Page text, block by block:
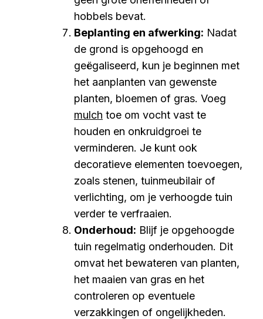
hobbels bevat.
Beplanting en afwerking: Nadat
de grond is opgehoogd en
geëgaliseerd, kun je beginnen met
het aanplanten van gewenste
planten, bloemen of gras. Voeg
mulch toe om vocht vast te
houden en onkruidgroei te
verminderen. Je kunt ook
decoratieve elementen toevoegen,
zoals stenen, tuinmeubilair of
verlichting, om je verhoogde tuin
verder te verfraaien.
Onderhoud: Blijf je opgehoogde
tuin regelmatig onderhouden. Dit
omvat het bewateren van planten,
het maaien van gras en het
controleren op eventuele
verzakkingen of ongelijkheden.